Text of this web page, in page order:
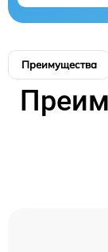
Преимущества